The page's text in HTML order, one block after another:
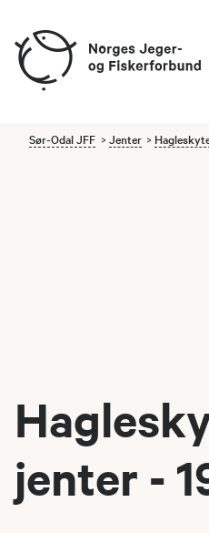
Sør-Odal JFF Jenter
jenter -